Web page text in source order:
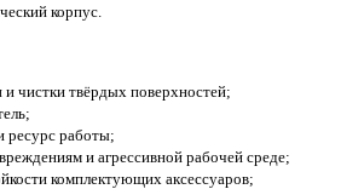
корпус.
и чистки твёрдых поверхностей;
ресурс работы;
и агрессивной рабочей среде;
комплектующих аксессуаров;